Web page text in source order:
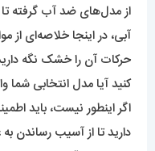
از مدل‌های ضد آب گرفته
آبی، در اینجا خلاصه‌ای از
حرکات آن را خشک نگه
کنید آیا مدل انتخابی
اگر اینطور نیست، باید
دارید تا از آسیب رساندن